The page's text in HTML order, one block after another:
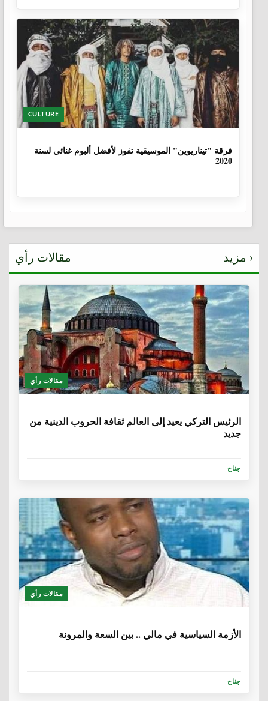
CULTURE
فرقة "تيناريوين" الموسيقية تفوز لأفضل ألبوم غنائي لسنة
2020
مقالات رأي مزيد ›
مقالات رأي
الرئيس التركي يعيد إلى العالم ثقافة الحروب الدينية من
جديد
جناح
مقالات رأي
الأزمة السياسية في مالي .. بين السعة والمرونة
جناح